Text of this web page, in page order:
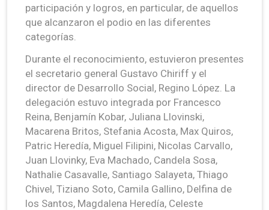
participación y logros, en particular, de aquellos
que alcanzaron el podio en las diferentes
categorías.
Durante el reconocimiento, estuvieron presentes
el secretario general Gustavo Chiriff y el
director de Desarrollo Social, Regino López. La
delegación estuvo integrada por Francesco
Reina, Benjamín Kobar, Juliana Llovinski,
Macarena Britos, Stefania Acosta, Max Quiros,
Patric Heredía, Miguel Filipini, Nicolas Carvallo,
Juan Llovinky, Eva Machado, Candela Sosa,
Nathalie Casavalle, Santiago Salayeta, Thiago
Chivel, Tiziano Soto, Camila Gallino, Delfina de
los Santos, Magdalena Heredía, Celeste